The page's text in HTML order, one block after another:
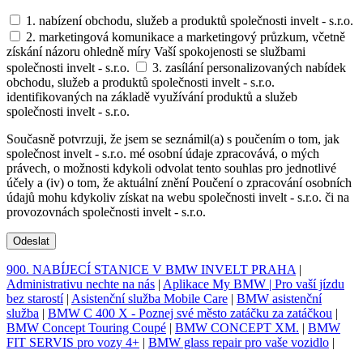
1. nabízení obchodu, služeb a produktů společnosti invelt - s.r.o.
2. marketingová komunikace a marketingový průzkum, včetně
získání názoru ohledně míry Vaší spokojenosti se službami
společnosti invelt - s.r.o.
3. zasílání personalizovaných nabídek
obchodu, služeb a produktů společnosti invelt - s.r.o.
identifikovaných na základě využívání produktů a služeb
společnosti invelt - s.r.o.
Současně potvrzuji, že jsem se seznámil(a) s poučením o tom, jak
společnost invelt - s.r.o. mé osobní údaje zpracovává, o mých
právech, o možnosti kdykoli odvolat tento souhlas pro jednotlivé
účely a (iv) o tom, že aktuální znění Poučení o zpracování osobních
údajů mohu kdykoliv získat na webu společnosti invelt - s.r.o. či na
provozovnách společnosti invelt - s.r.o.
Odeslat
900. NABÍJECÍ STANICE V BMW INVELT PRAHA |
Administrativu nechte na nás | Aplikace My BMW | Pro vaší jízdu
bez starostí| Asistenční služba Mobile Care | BMW asistenční
služba | BMW C 400 X - Poznej své město zatáčku za zatáčkou |
BMW Concept Touring Coupé | BMW CONCEPT XM. | BMW
FIT SERVIS pro vozy 4+ | BMW glass repair pro vaše vozidlo |